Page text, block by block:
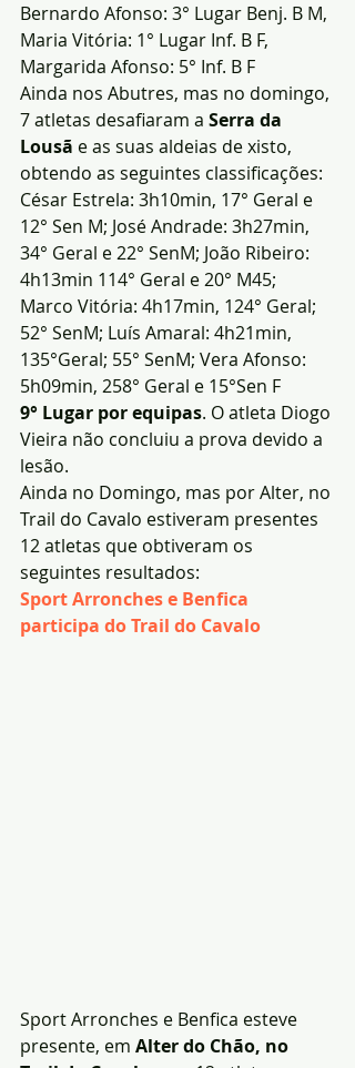
Bernardo Afonso: 3° Lugar Benj. B M,
Maria Vitória: 1° Lugar Inf. B F,
Margarida Afonso: 5° Inf. B F
Ainda nos Abutres, mas no domingo,
7 atletas desafiaram a Serra da
Lousã e as suas aldeias de xisto,
obtendo as seguintes classificações:
César Estrela: 3h10min, 17° Geral e
12° Sen M; José Andrade: 3h27min,
34° Geral e 22° SenM; João Ribeiro:
4h13min 114° Geral e 20° M45;
Marco Vitória: 4h17min, 124° Geral;
52° SenM; Luís Amaral: 4h21min,
135°Geral; 55° SenM; Vera Afonso:
5h09min, 258° Geral e 15°Sen F
9° Lugar por equipas. O atleta Diogo
Vieira não concluiu a prova devido a
lesão.
Ainda no Domingo, mas por Alter, no
Trail do Cavalo estiveram presentes
12 atletas que obtiveram os
seguintes resultados:
Sport Arronches e Benfica
participa do Trail do Cavalo
Sport Arronches e Benfica esteve
presente, em Alter do Chão, no